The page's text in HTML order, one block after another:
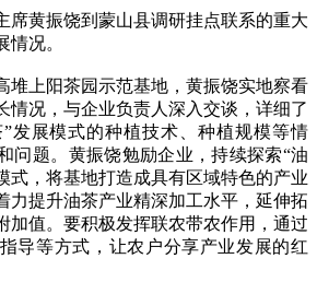
黄振饶到蒙山县调研挂点联系的重大
况。
上阳茶园示范基地，黄振饶实地察看
情况，与企业负责人深入交谈，详细了
发展模式的种植技术、种植规模等情
问题。黄振饶勉励企业，持续探索“油
式，将基地打造成具有区域特色的产业
力提升油茶产业精深加工水平，延伸拓
加值。要积极发挥联农带农作用，通过
导等方式，让农户分享产业发展的红